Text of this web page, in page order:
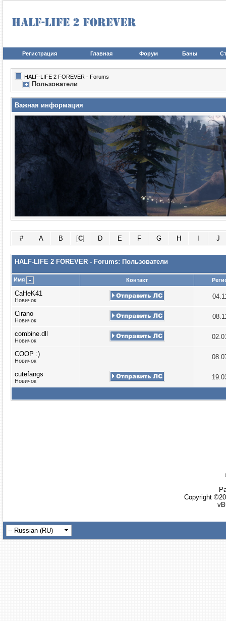
Регистрация Главная Форум Баны
HALF-LIFE 2 FOREVER - Forums
Пользователи
Важная информация
# A B [C] D E F G H J
HALF-LIFE 2 FOREVER - Forums: Пользователи
Имя Контакт
CaHeK41
Новичок
Cirano
Новичок
combine.dll
Новичок
COOP :)
Новичок
cutefangs
Новичок
Copyright